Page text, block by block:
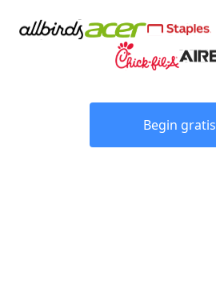
Begin gratis